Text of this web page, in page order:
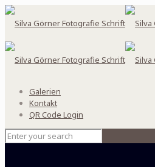
Galerien
Kontakt
QR Code Login